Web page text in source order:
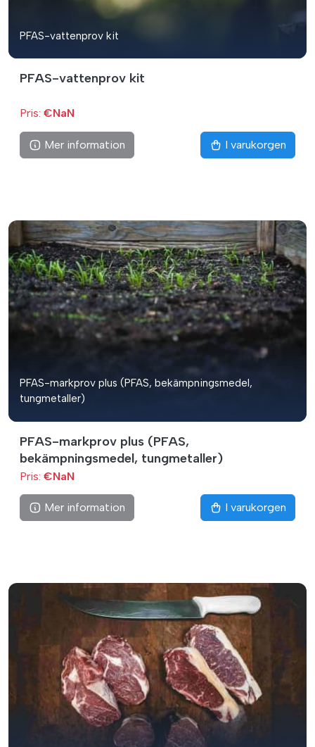
PFAS-vattenprov kit
PFAS-vattenprov kit
Pris: €NaN
Mer information I varukorgen
PFAS-markprov plus (PFAS, bekämpningsmedel,
tungmetaller)
PFAS-markprov plus (PFAS,
bekämpningsmedel, tungmetaller)
Pris: €NaN
Mer information I varukorgen